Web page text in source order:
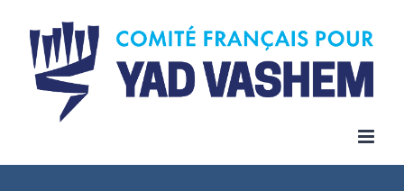
content